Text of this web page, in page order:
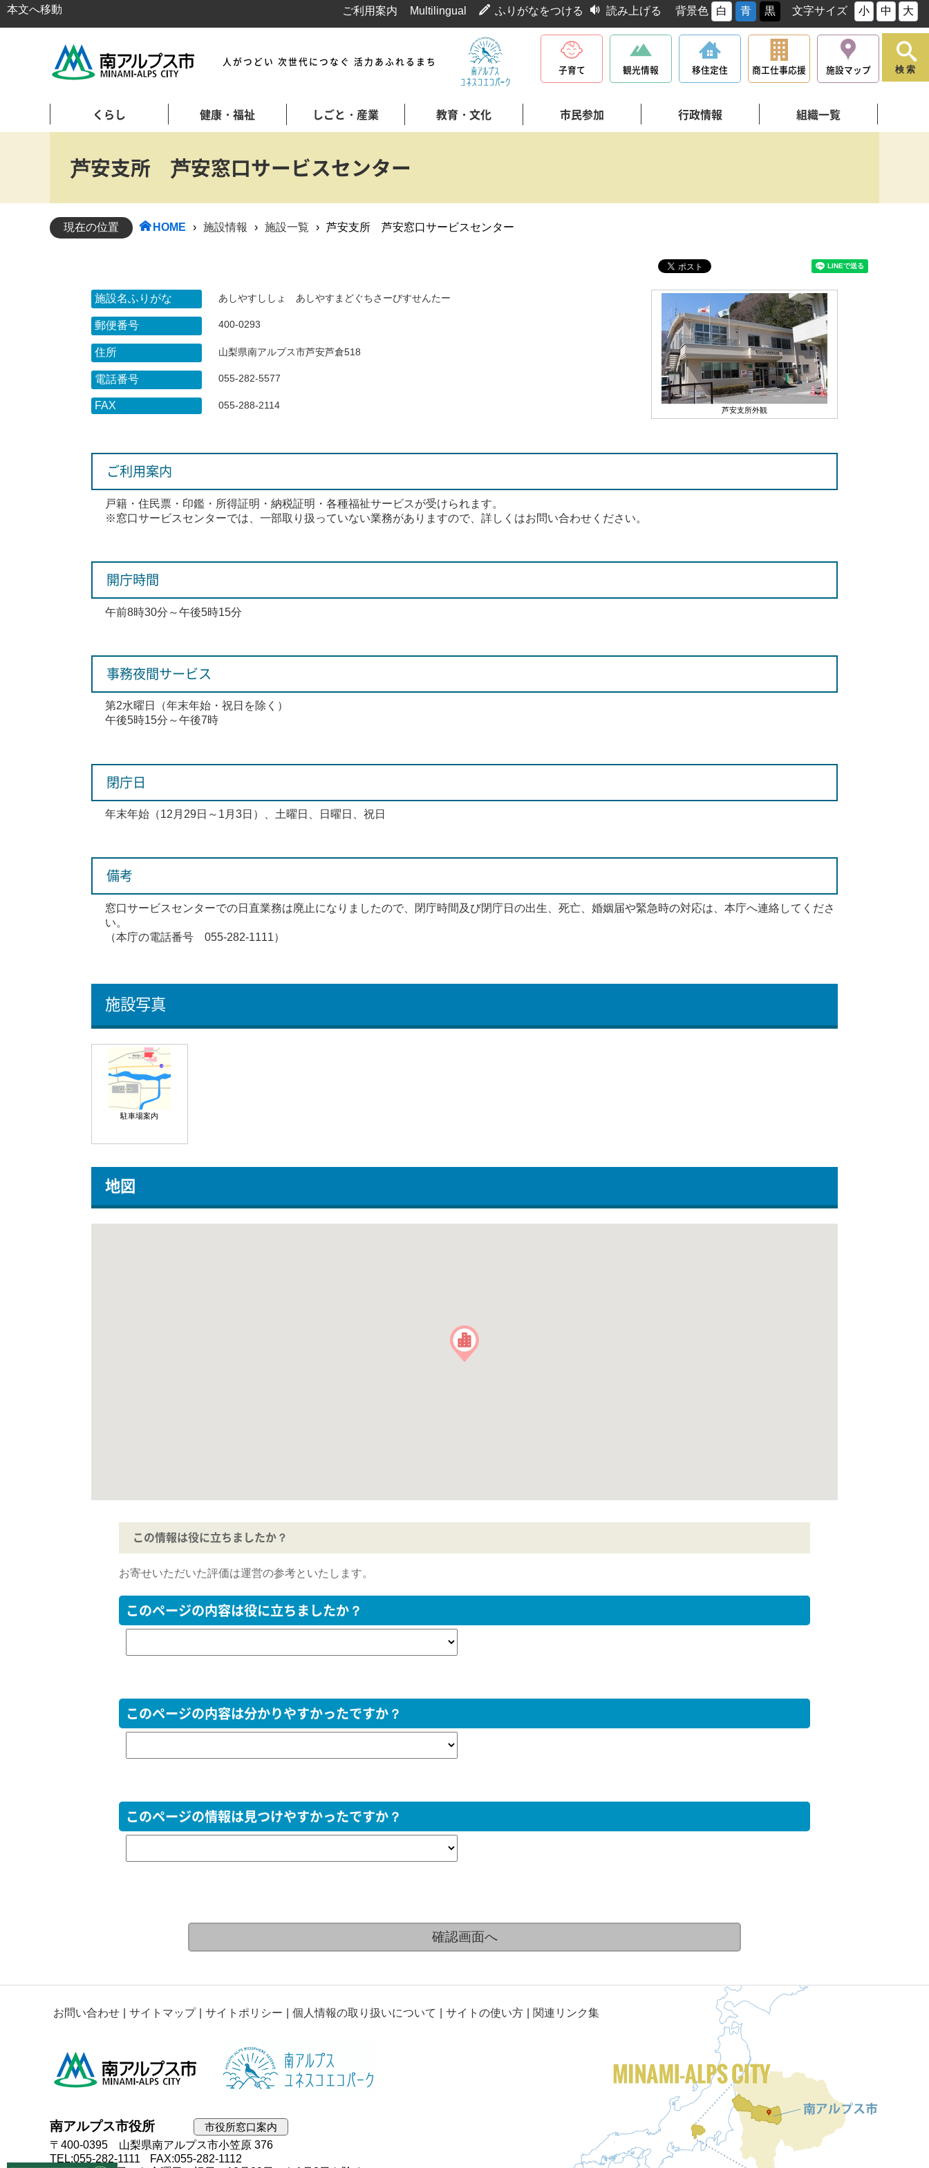
本文へ移動 ご利用案内 Multilingual ふりがなをつける 読み上げる 背景色 白 青 黒 文字サイズ 小 中 大
人がつどい 次世代につなぐ 活力あふれるまち
子育て 観光情報 移住定住 商工仕事応援 施設マップ
くらし 健康・福祉 しごと・産業 教育・文化 市民参加 行政情報 組織一覧
検索
芦安支所 芦安窓口サービスセンター
現在の位置 HOME › 施設情報 › 施設一覧 › 芦安支所 芦安窓口サービスセンター
芦安支所外観
施設名ふりがな あしやすししょ あしやすまどぐちさーびすせんたー
郵便番号 400-0293
住所 山梨県南アルプス市芦安芦倉518
電話番号 055-282-5577
FAX 055-288-2114
ご利用案内
戸籍・住民票・印鑑・所得証明・納税証明・各種福祉サービスが受けられます。
※窓口サービスセンターでは、一部取り扱っていない業務がありますので、詳しくはお問い合わせください。
開庁時間
午前8時30分～午後5時15分
事務夜間サービス
第2水曜日（年末年始・祝日を除く）
午後5時15分～午後7時
閉庁日
年末年始（12月29日～1月3日）、土曜日、日曜日、祝日
備考
窓口サービスセンターでの日直業務は廃止になりましたので、閉庁時間及び閉庁日の出生、死亡、婚姻届や緊急時の対応は、本庁へ連絡してくださ
い。
（本庁の電話番号 055-282-1111）
施設写真
駐車場案内
地図
この情報は役に立ちましたか？
お寄せいただいた評価は運営の参考といたします。
このページの内容は役に立ちましたか？
このページの内容は分かりやすかったですか？
このページの情報は見つけやすかったですか？
お問い合わせ サイトマップ サイトポリシー 個人情報の取り扱いについて サイトの使い方 関連リンク集
南アルプス市役所
市役所窓口案内
〒400-0395 山梨県南アルプス市小笠原 376
TEL:055-282-1111
FAX:055-282-1112